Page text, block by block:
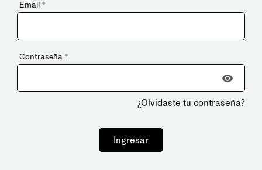
Email *
Contraseña *
¿Olvidaste tu contraseña?
Ingresar